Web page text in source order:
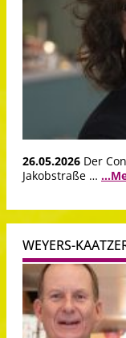
26.05.2026 Der
Jakobstraße …
WEYERS-